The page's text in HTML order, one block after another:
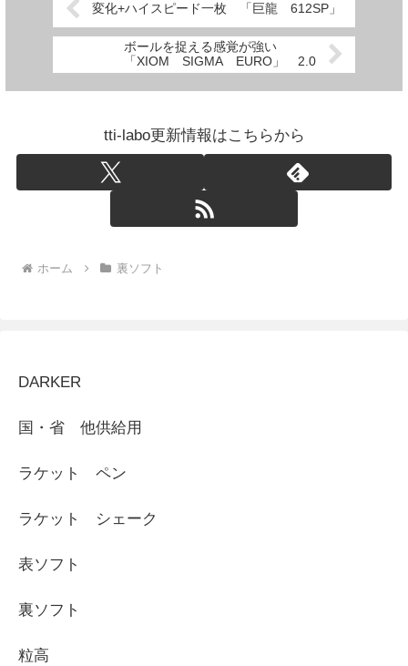
変化+ハイスピード一枚 「巨龍 612SP」
ボールを捉える感覚が強い
「XIOM SIGMA EURO」 2.0
tti-labo更新情報はこちらから
ホーム 裏ソフト
DARKER
国・省 他供給用
ラケット ペン
ラケット シェーク
表ソフト
裏ソフト
粒高